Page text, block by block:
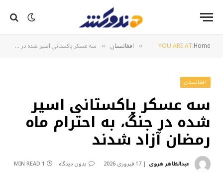
YOU ARE AT:Home
» افغانستان » سه عسکر پاکستانی اسیر شده در جنگ، به احترام ماه رمضان آزاد شدند
افغانستان
سه عسکر پاکستانی اسیر
شده در جنگ، به احترام ماه
رمضان آزاد شدند
عبدالظاهر هروی 17 فبروری 2026 بدون دیدگاه 1 MIN READ